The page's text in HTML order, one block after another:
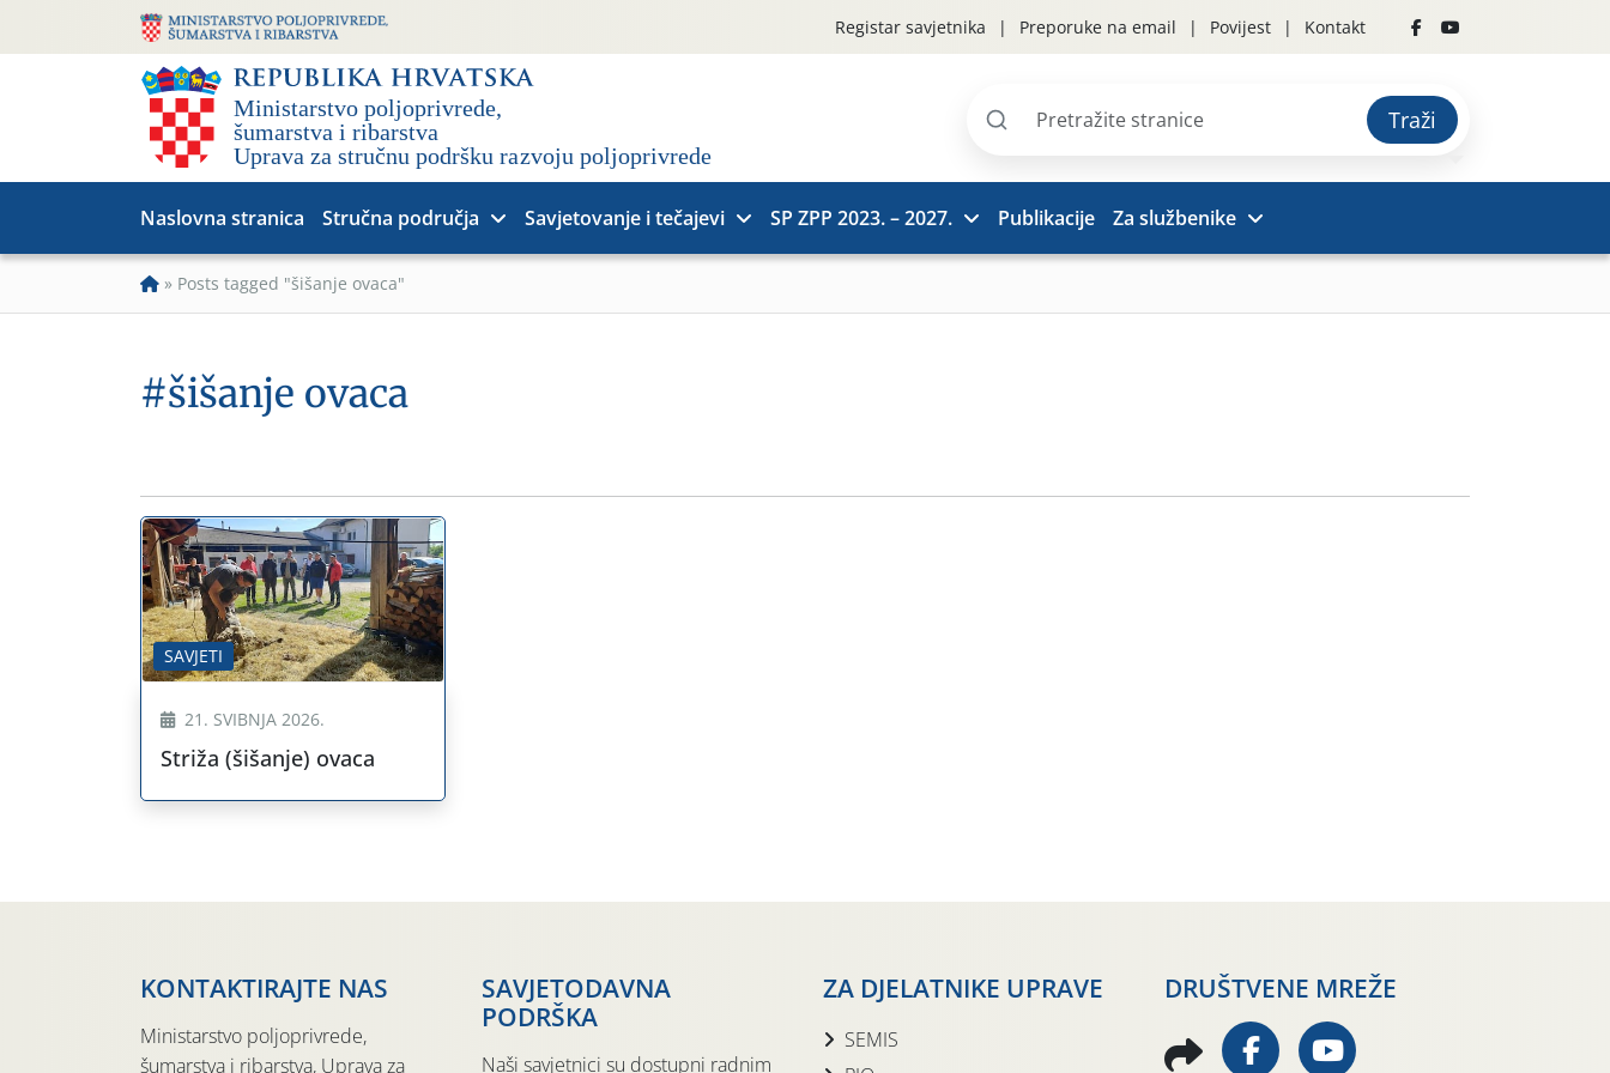
Registar savjetnika Preporuke na email Povijest Kontakt
Pretraži
Traži
Naslovna stranica Stručna područja Savjetovanje i tečajevi SP ZPP 2023. – 2027. Publikacije Za službenike
» Posts tagged "šišanje ovaca"
#šišanje ovaca
SAVJETI
21. SVIBNJA 2026.
Striža (šišanje) ovaca
KONTAKTIRAJTE NAS
Ministarstvo poljoprivrede,
šumarstva i ribarstva, Uprava za
SAVJETODAVNA
PODRŠKA
Naši savjetnici su dostupni radnim
ZA DJELATNIKE UPRAVE
SEMIS
DRUŠTVENE MREŽE